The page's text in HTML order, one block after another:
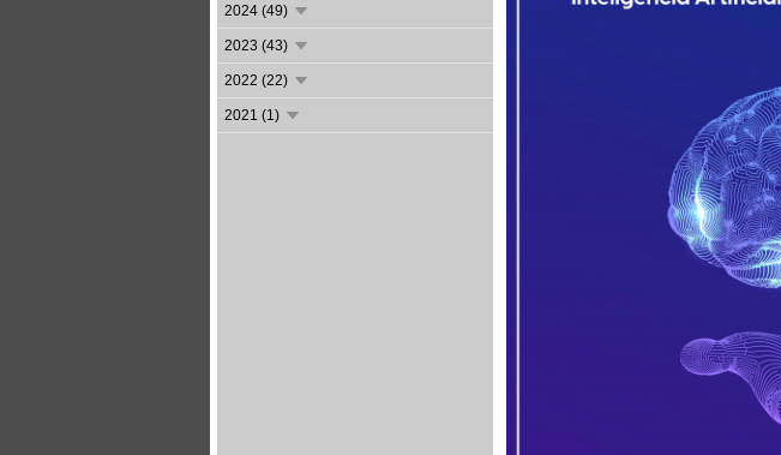
2024 (49)
2023 (43)
2022 (22)
2021 (1)